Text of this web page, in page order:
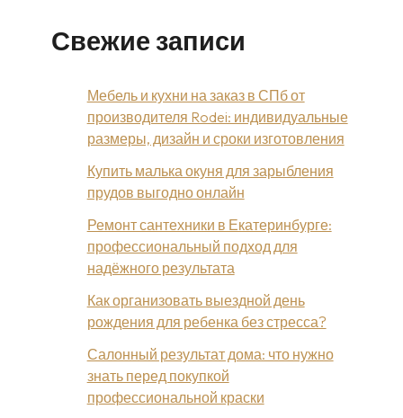
Свежие записи
Мебель и кухни на заказ в СПб от
производителя Rodei: индивидуальные
размеры, дизайн и сроки изготовления
Купить малька окуня для зарыбления
прудов выгодно онлайн
Ремонт сантехники в Екатеринбурге:
профессиональный подход для
надёжного результата
Как организовать выездной день
рождения для ребенка без стресса?
Салонный результат дома: что нужно
знать перед покупкой
профессиональной краски